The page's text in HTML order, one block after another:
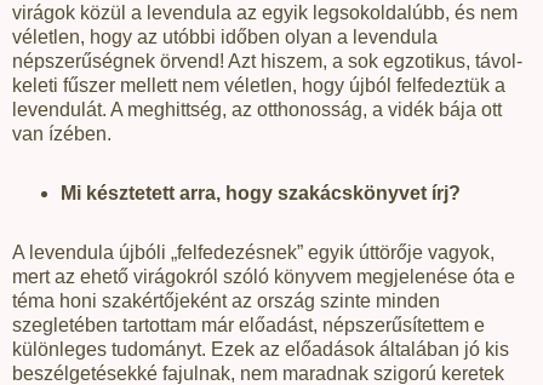
virágok közül a levendula az egyik legsokoldalúbb, és nem
véletlen, hogy az utóbbi időben olyan a levendula
népszerűségnek örvend! Azt hiszem, a sok egzotikus, távol-
keleti fűszer mellett nem véletlen, hogy újból felfedeztük a
levendulát. A meghittség, az otthonosság, a vidék bája ott
van ízében.
Mi késztetett arra, hogy szakácskönyvet írj?
A levendula újbóli „felfedezésnek” egyik úttörője vagyok,
mert az ehető virágokról szóló könyvem megjelenése óta e
téma honi szakértőjeként az ország szinte minden
szegletében tartottam már előadást, népszerűsítettem e
különleges tudományt. Ezek az előadások általában jó kis
beszélgetésekké fajulnak, nem maradnak szigorú keretek